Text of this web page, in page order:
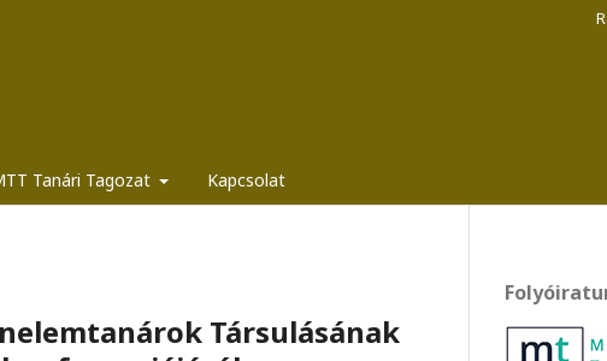
Tanári Tagozat Kapcsolat
Társulásának